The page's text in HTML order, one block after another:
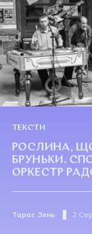
ТЕКСТИ
РОСЛИНА,
БРУНЬКИ.
ОРКЕСТР
Тарас Зень 2